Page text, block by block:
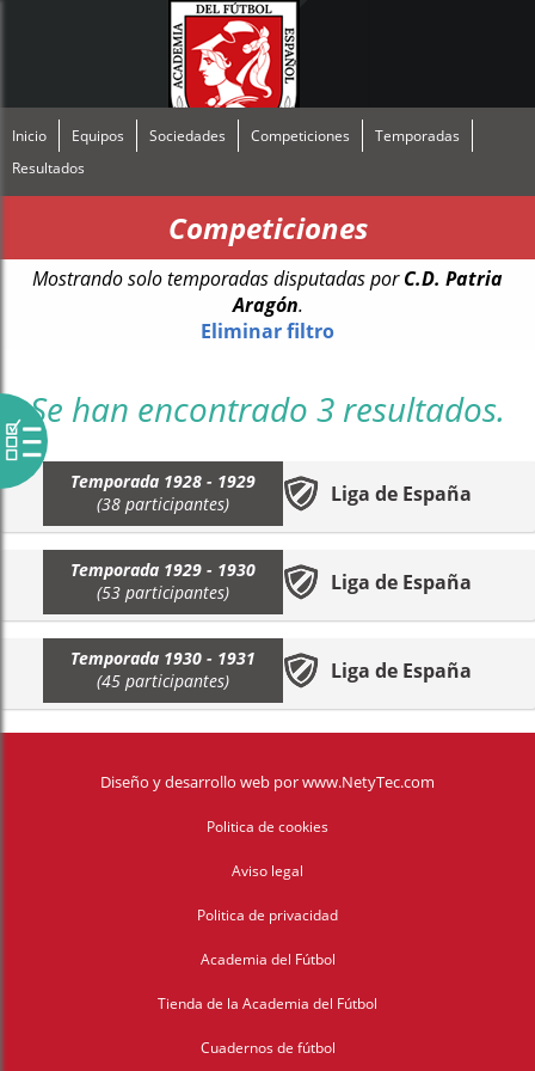
Inicio Equipos Sociedades Competiciones
Temporadas
Resultados
Competiciones
Mostrando solo temporadas disputadas porC.D. Patria
Aragón.
Eliminar filtro
Se han encontrado 3 resultados.
Liga de España
Temporada 1928 - 1929
(38 participantes)
Liga de España
Temporada 1929 - 1930
(53 participantes)
Liga de España
Temporada 1930 - 1931
(45 participantes)
Diseño y desarrollo web porwww.NetyTec.com
Politica de cookies
Aviso legal
Politica de privacidad
Academia del Fútbol
Tienda de la Academia del Fútbol
Cuadernos de fútbol